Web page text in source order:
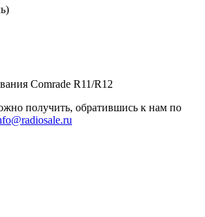
Comrade R11/R12
получить, обратившись к нам по